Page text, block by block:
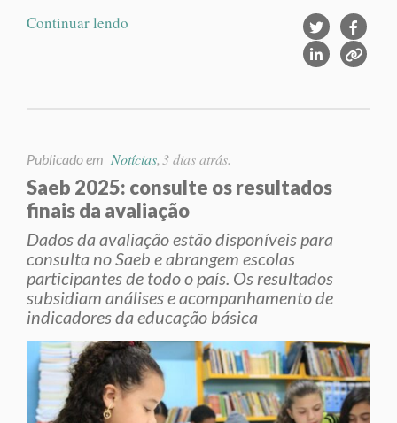
Continuar lendo
Publicado em Notícias 3 dias atrás.
Saeb 2025: consulte os resultados
finais da avaliação
Dados da avaliação estão disponíveis para
consulta no Saeb e abrangem escolas
participantes de todo o país. Os resultados
subsidiam análises e acompanhamento de
indicadores da educação básica